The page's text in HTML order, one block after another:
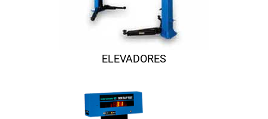
ELEVADORES